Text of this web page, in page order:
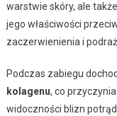
warstwie skóry, ale
jego właściwości
zaczerwienienia i
Podczas zabiegu
kolagenu, co
widoczności blizn